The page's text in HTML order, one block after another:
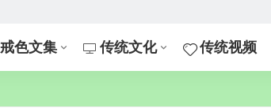
戒色文集 传统文化 传统视频